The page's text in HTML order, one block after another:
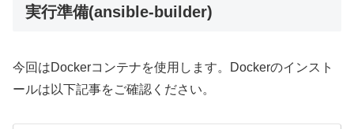
実行準備(ansible-builder)
今回はDockerコンテナを使用します。Dockerのインスト
ールは以下記事をご確認ください。